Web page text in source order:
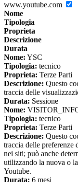
www.youtube.com
Nome
Tipologia
Proprieta
Descrizione
Durata
Nome: YSC
Tipologia: tecnico
Proprieta: Terze Parti
Descrizione: Questo
traccia delle
Durata: Sessione
Nome:
Tipologia: tecnico
Proprieta: Terze Parti
Descrizione: Questo
traccia delle preferenze
nei siti; può anche
utilizzando la nuova o
Youtube.
Durata: 6 mesi